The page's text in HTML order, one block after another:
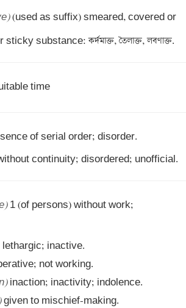
(used as suffix) smeared, covered or
substance: কর্দমাক্ত, তৈলাক্ত, লবণাক্ত.
time
continuity; disordered; unofficial.
1 (of persons) without work;
inactive.
given to mischief-making.